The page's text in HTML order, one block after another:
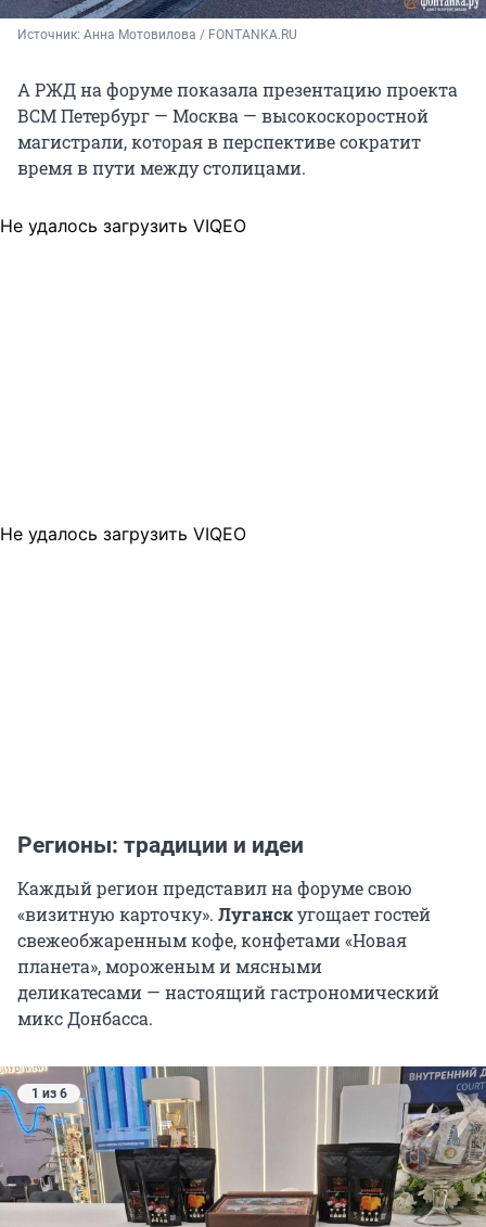
Источник: Анна Мотовилова / FONTANKA.RU
А РЖД на форуме показала презентацию проекта
ВСМ Петербург — Москва — высокоскоростной
магистрали, которая в перспективе сократит
время в пути между столицами.
Не удалось загрузить VIQEO
Не удалось загрузить VIQEO
Регионы: традиции и идеи
Каждый регион представил на форуме свою
«визитную карточку». Луганскугощает гостей
свежеобжаренным кофе, конфетами «Новая
планета», мороженым и мясными
деликатесами — настоящий гастрономический
микс Донбасса.
1 из 6